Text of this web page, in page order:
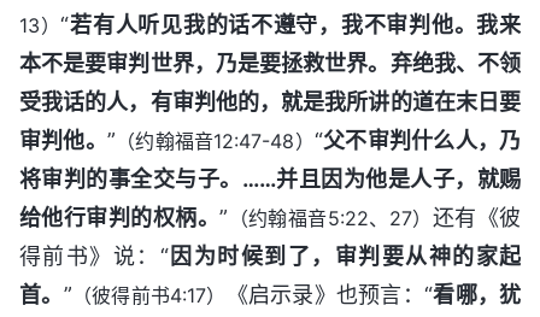
13）“若有人听见我的话不遵守，我不审判他。我来
本不是要审判世界，乃是要拯救世界。弃绝我、不领
受我话的人，有审判他的，就是我所讲的道在末日要
审判他。 ” （约翰福音12:47-48） “父不审判什么人，乃
将审判的事全交与子。……并且因为他是人子，就赐
给他行审判的权柄。” （约翰福音5:22、27） 还有《彼
得前书》说：“因为时候到了，审判要从神的家起
首。 ” （彼得前书4:17） 《启示录》也预言：“看哪，犹